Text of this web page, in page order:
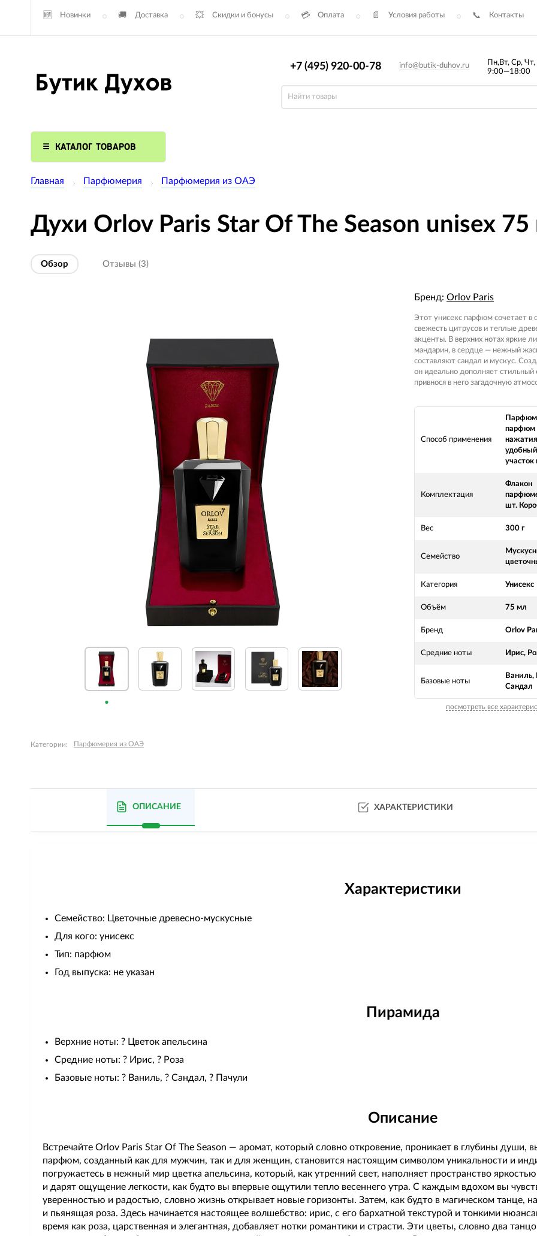
Новинки Доставка Скидки и бонусы Оплата Условия работы Контакты
+7 (495) 920-00-78 info@butik-duhov.ru
Пн,Вт, Ср,
9:00—18:00
КАТАЛОГ ТОВАРОВ
Главная Парфюмерия Парфюмерия из ОАЭ
Духи Orlov Paris Star Of The Season unisex 75
Обзор Отзывы (3)
Бренд: Orlov Paris
Этот унисекс парфюм сочетает в
свежесть цитрусов и теплые
акценты. В верхних нотах яркие
мандарин, в сердце — нежный
составляют сандал и мускус.
он идеально дополняет стильный
привнося в него загадочную
Способ применения
парфюм
Комплектация
Флакон
шт.
Вес 300 г
Семейство
Категория Унисекс
Объём 75 мл
Бренд Orlov
Средние ноты Ирис,
Базовые ноты
Ваниль,
Сандал
посмотреть все
Категории: Парфюмерия из ОАЭ
ОПИСАНИЕ ХАРАКТЕРИСТИКИ
Характеристики
Семейство: Цветочные древесно-мускусные
Для кого: унисекс
Тип: парфюм
Год выпуска: не указан
Пирамида
Верхние ноты: ? Цветок апельсина
Средние ноты: ? Ирис, ? Роза
Базовые ноты: ? Ваниль, ? Сандал, ? Пачули
Описание
Встречайте Orlov Paris Star Of The Season — аромат, который словно откровение, проникает в глубины души,
парфюм, созданный как для мужчин, так и для женщин, становится настоящим символом уникальности и
погружаетесь в нежный мир цветка апельсина, который, как утренний свет, наполняет пространство
и дарят ощущение легкости, как будто вы впервые ощутили тепло весеннего утра. С каждым вдохом вы
уверенностью и радостью, словно жизнь открывает новые горизонты. Затем, как будто в магическом танце,
и пьянящая роза. Здесь начинается настоящее волшебство: ирис, с его бархатной текстурой и тонкими
время как роза, царственная и элегантная, добавляет нотки романтики и страсти. Эти цветы, словно два